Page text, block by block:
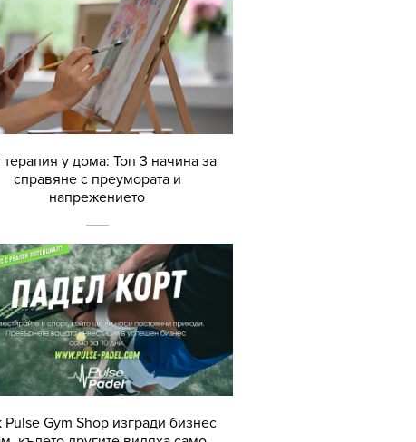
терапия у дома: Топ 3 начина за
справяне с преумората и
напрежението
Pulse Gym Shop изгради бизнес